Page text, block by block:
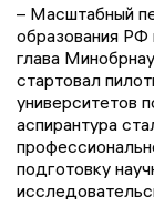
– Масштабный
образования
глава
стартовал
университетов
аспирантура
подготовку